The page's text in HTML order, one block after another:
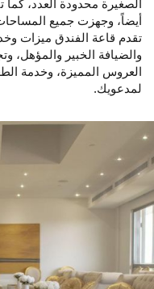
الصغيرة محدودة العدد،
أيضاً، وجهزت جميع المساحات
تقدم قاعة الفندق ميزات
والضيافة الخبير والمؤهل،
العروس المميزة، وخدمة
لمدعويك.